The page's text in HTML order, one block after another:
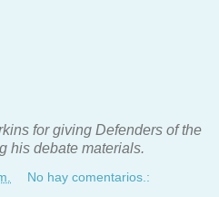
for giving Defenders of the
his debate materials.
No hay comentarios.: